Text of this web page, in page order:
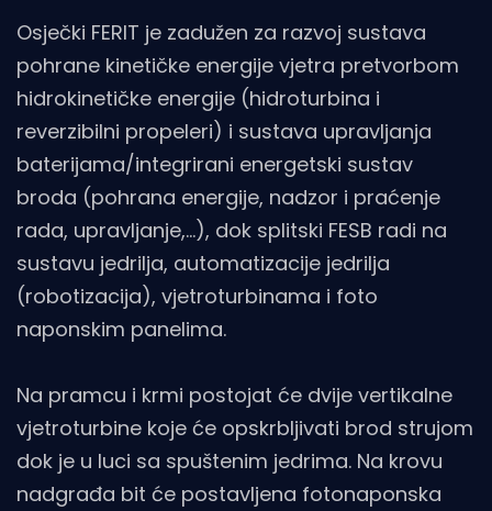
Osječki FERIT je zadužen za razvoj sustava
pohrane kinetičke energije vjetra pretvorbom
hidrokinetičke energije (hidroturbina i
reverzibilni propeleri) i sustava upravljanja
baterijama/integrirani energetski sustav
broda (pohrana energije, nadzor i praćenje
rada, upravljanje,…), dok splitski FESB radi na
sustavu jedrilja, automatizacije jedrilja
(robotizacija), vjetroturbinama i foto
naponskim panelima.
Na pramcu i krmi postojat će dvije vertikalne
vjetroturbine koje će opskrbljivati brod strujom
dok je u luci sa spuštenim jedrima. Na krovu
nadgrađa bit će postavljena fotonaponska